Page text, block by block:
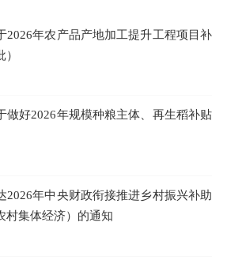
2026年农产品产地加工提升工程项目补
做好2026年规模种粮主体、再生稻补贴
2026年中央财政衔接推进乡村振兴补助
村集体经济）的通知